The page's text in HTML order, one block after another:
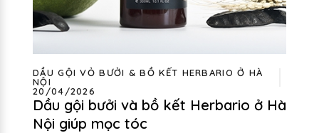
DẦU GỘI VỎ BƯỞI & BỒ KẾT HERBARIO Ở HÀ
NỘI
20/04/2026
Dầu gội bưởi và bồ kết Herbario ở Hà
Nội giúp mọc tóc